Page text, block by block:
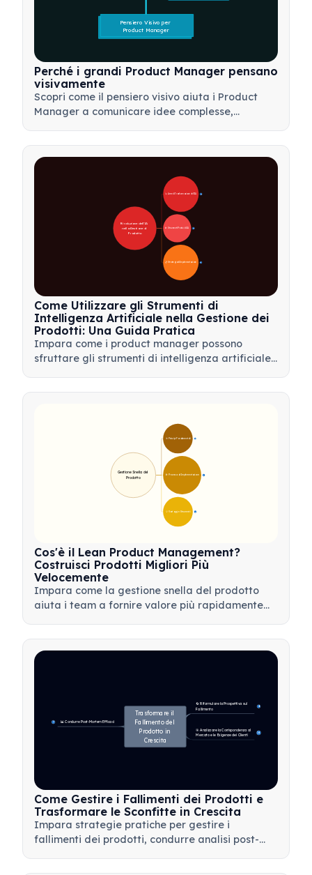
Pensiero Visivo per
Product Manager
Perché i grandi Product Manager pensano
visivamente
Scopri come il pensiero visivo aiuta i Product
Manager a comunicare idee complesse,
mentali e alberi dei prodotti.
🚀 Aree di Trasformazione dell'IA
🛠️ Strumenti Pratici di IA
📋 Strategia di Implementazione
Rivoluzione dell'IA
nella Gestione di
Prodotto
Come Utilizzare gli Strumenti di
Intelligenza Artificiale nella Gestione dei
Prodotti: Una Guida Pratica
Impara come i product manager possono
sfruttare gli strumenti di intelligenza artificiale
🎯 Principi Fondamentali 9
🛠️ Processo di Implementazione
💡 Vantaggi e Strumenti
Gestione Snella del
Prodotto
Cos'è il Lean Product Management?
Costruisci Prodotti Migliori Più
Velocemente
Impara come la gestione snella del prodotto
aiuta i team a fornire valore più rapidamente
più.
🔄 Riformulare la Prospettiva sul
Fallimento
4
📊 Condurre Post-Mortem Efficaci
7
🎯 Analizzare la Corrispondenza al
Mercato e le Esigenze dei Clienti
14
Trasformare il
Fallimento del
Prodotto in
Crescita
Come Gestire i Fallimenti dei Prodotti e
Trasformare le Sconfitte in Crescita
Impara strategie pratiche per gestire i
fallimenti dei prodotti, condurre analisi post-